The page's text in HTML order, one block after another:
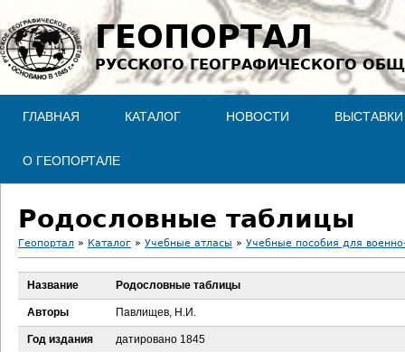
Jump to navigation
ГЕОПОРТАЛ
РУССКОГО ГЕОГРАФИЧЕСКОГО
ГЛАВНАЯ КАТАЛОГ НОВОСТИ ВЫСТАВКИ
О ГЕОПОРТАЛЕ
Родословные таблицы
В
ы
Геопортал » Каталог » Учебные атласы » Учебные пособия для
Название Родословные таблицы
Авторы Павлищев, Н.И.
Год издания датировано 1845